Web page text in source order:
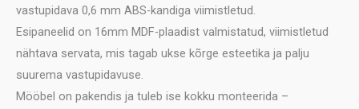
vastupidava 0,6 mm ABS-kandiga viimistletud.
Esipaneelid on 16mm MDF-plaadist valmistatud, viimistletud
nähtava servata, mis tagab ukse kõrge esteetika ja palju
suurema vastupidavuse.
Mööbel on pakendis ja tuleb ise kokku monteerida –